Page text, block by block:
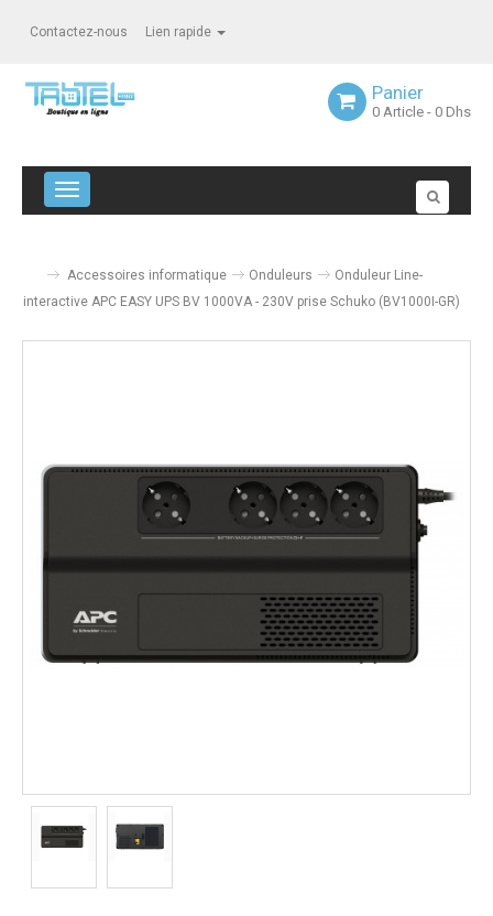
Contactez-nous Lien rapide
Panier
0 Article - 0 Dhs
Navigation bascule
Accessoires informatique Onduleurs
Onduleur Line-
interactive APC EASY UPS BV 1000VA - 230V prise Schuko (BV1000I-GR)